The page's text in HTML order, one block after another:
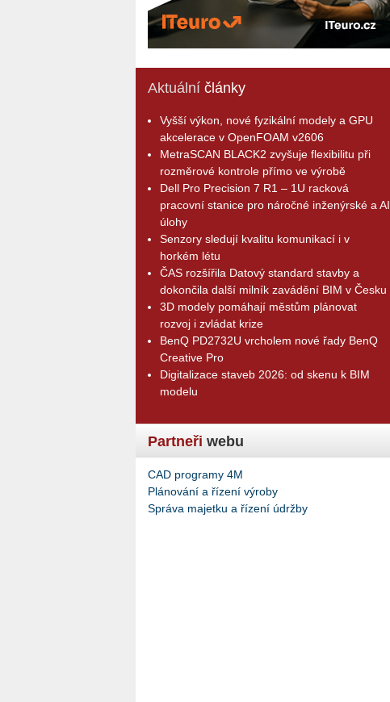
Aktuální články
Vyšší výkon, nové fyzikální modely a GPU
akcelerace v OpenFOAM v2606
MetraSCAN BLACK2 zvyšuje flexibilitu při
rozměrové kontrole přímo ve výrobě
Dell Pro Precision 7 R1 – 1U racková
pracovní stanice pro náročné inženýrské a AI
úlohy
Senzory sledují kvalitu komunikací i v
horkém létu
ČAS rozšířila Datový standard stavby a
dokončila další milník zavádění BIM v Česku
3D modely pomáhají městům plánovat
rozvoj i zvládat krize
BenQ PD2732U vrcholem nové řady BenQ
Creative Pro
Digitalizace staveb 2026: od skenu k BIM
modelu
Partneři webu
CAD programy 4M
Plánování a řízení výroby
Správa majetku a řízení údržby